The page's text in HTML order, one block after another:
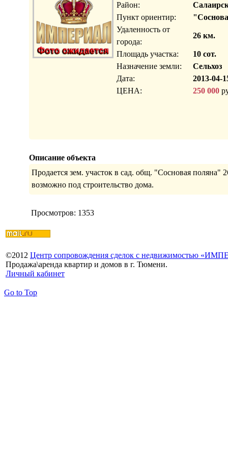
Район:
Пункт ориентир:
Удаленность от
города:
26 км.
Площадь участка:
10 сот.
Назначение земли:
Сельхоз
Дата:
2013-04-
ЦЕНА:
250 000
Описание объекта
Продается зем. участок в сад. общ. "Сосновая поляна"
возможно под строительство дома.
Просмотров: 1353
©2012 Центр сопровождения сделок с недвижимостью
Продажа\аренда квартир и домов в г. Тюмени.
Личный кабинет
Go to Top